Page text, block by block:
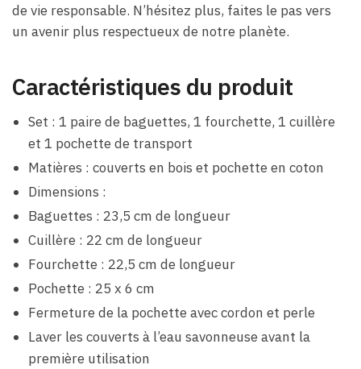
de vie responsable. N’hésitez plus, faites le pas vers
un avenir plus respectueux de notre planète.
Caractéristiques du produit
Set : 1 paire de baguettes, 1 fourchette, 1 cuillère
et 1 pochette de transport
Matières : couverts en bois et pochette en coton
Dimensions :
Baguettes : 23,5 cm de longueur
Cuillère : 22 cm de longueur
Fourchette : 22,5 cm de longueur
Pochette : 25 x 6 cm
Fermeture de la pochette avec cordon et perle
Laver les couverts à l’eau savonneuse avant la
première utilisation